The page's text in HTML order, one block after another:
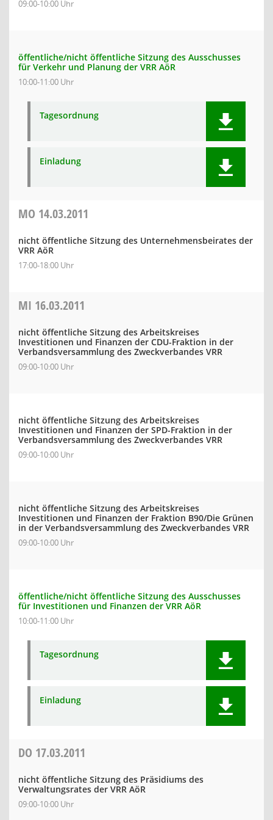
09:00-10:00 Uhr
öffentliche/nicht öffentliche Sitzung des Ausschusses
für Verkehr und Planung der VRR AöR
10:00-11:00 Uhr
Tagesordnung
Einladung
MO 14.03.2011
nicht öffentliche Sitzung des Unternehmensbeirates der
VRR AöR
17:00-18:00 Uhr
MI 16.03.2011
nicht öffentliche Sitzung des Arbeitskreises
Investitionen und Finanzen der CDU-Fraktion in der
Verbandsversammlung des Zweckverbandes VRR
09:00-10:00 Uhr
nicht öffentliche Sitzung des Arbeitskreises
Investitionen und Finanzen der SPD-Fraktion in der
Verbandsversammlung des Zweckverbandes VRR
09:00-10:00 Uhr
nicht öffentliche Sitzung des Arbeitskreises
Investitionen und Finanzen der Fraktion B90/Die Grünen
in der Verbandsversammlung des Zweckverbandes VRR
09:00-10:00 Uhr
öffentliche/nicht öffentliche Sitzung des Ausschusses
für Investitionen und Finanzen der VRR AöR
10:00-11:00 Uhr
Tagesordnung
Einladung
DO 17.03.2011
nicht öffentliche Sitzung des Präsidiums des
Verwaltungsrates der VRR AöR
09:00-10:00 Uhr